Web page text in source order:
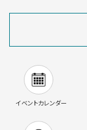
イベントカレンダー